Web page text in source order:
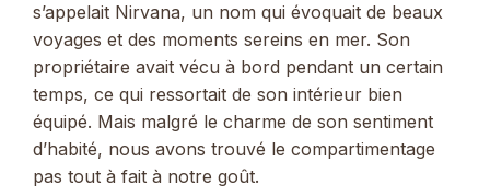
s’appelait Nirvana, un nom qui évoquait de beaux
voyages et des moments sereins en mer. Son
propriétaire avait vécu à bord pendant un certain
temps, ce qui ressortait de son intérieur bien
équipé. Mais malgré le charme de son sentiment
d’habité, nous avons trouvé le compartimentage
pas tout à fait à notre goût.